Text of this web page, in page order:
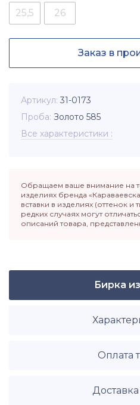
25,5 26
Заказ в
Артикул 31-0173
Проба Золото 585
Все характеристики
Обращаем ваше внимание на
изделиях бренда
вставки в изделиях (оттенок и
редких случаях могут
описаний товара,
Бирка
Оплата